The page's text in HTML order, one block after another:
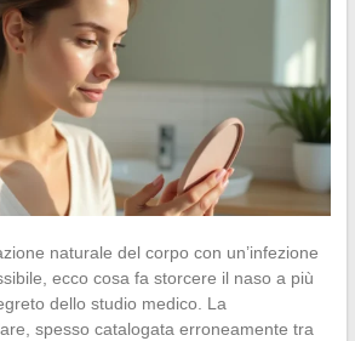
naturale del corpo con un’infezione
ecco cosa fa storcere il naso a più
dello studio medico. La
spesso catalogata erroneamente tra